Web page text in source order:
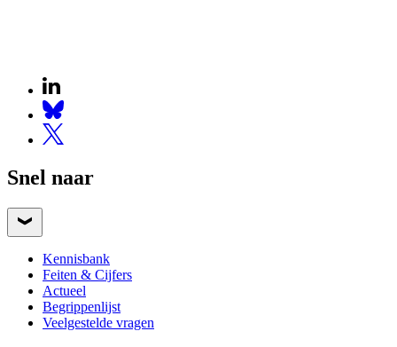
Snel naar
Kennisbank
Feiten & Cijfers
Actueel
Begrippenlijst
Veelgestelde vragen